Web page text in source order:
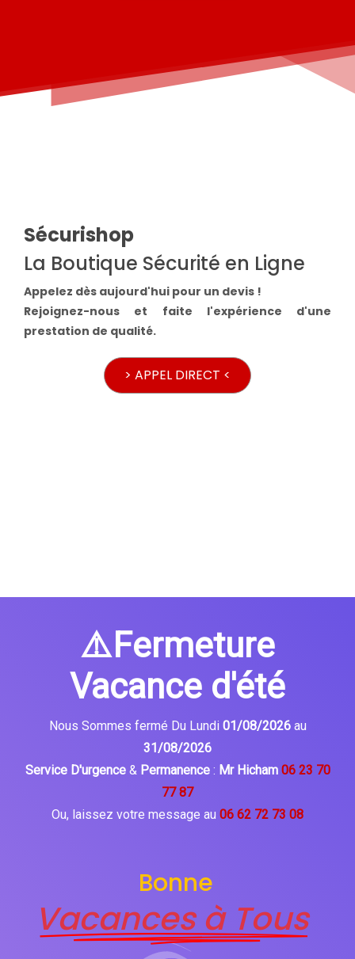
Sécurishop
La Boutique Sécurité en Ligne
Appelez dès aujourd'hui pour un devis !
Rejoignez-nous et faite l'expérience d'une
prestation de qualité.
> APPEL DIRECT <
⚠️Fermeture
Vacance d'été
Nous Sommes fermé Du Lundi 01/08/2026 au
31/08/2026
Service D'urgence& Permanence: Mr Hicham 06 23 70
77 87
Ou, laissez votre message au 06 62 72 73 08
Bonne
Vacances à Tous